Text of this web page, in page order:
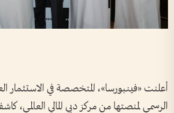
أعلنت «فينبورسا»، المتخصصة في الاستثمار
الرسمي لمنصتها من مركز دبي المالي العالمي،